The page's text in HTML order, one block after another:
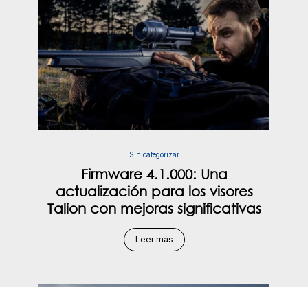
Sin categorizar
Firmware 4.1.000: Una
actualización para los visores
Talion con mejoras significativas
Leer más